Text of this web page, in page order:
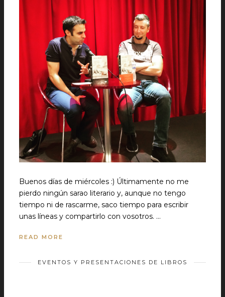
Buenos días de miércoles :) Últimamente no me
pierdo ningún sarao literario y, aunque no tengo
tiempo ni de rascarme, saco tiempo para escribir
unas líneas y compartirlo con vosotros. …
READ MORE
EVENTOS Y PRESENTACIONES DE LIBROS